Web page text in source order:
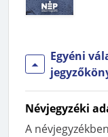
Egyéni
Névjegyzéki
A